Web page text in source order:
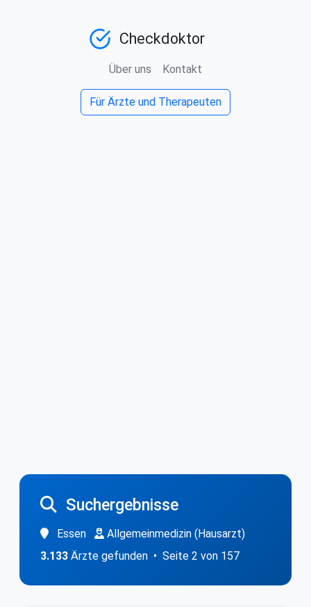
Checkdoktor
Über uns Kontakt
Für Ärzte und Therapeuten
Suchergebnisse
Essen
Allgemeinmedizin (Hausarzt)
3.133 Ärzte gefunden • Seite 2 von 157